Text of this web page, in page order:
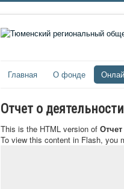
Главная О фонде
Отчет о
This is the HTML version of
To view this content in Flash, you